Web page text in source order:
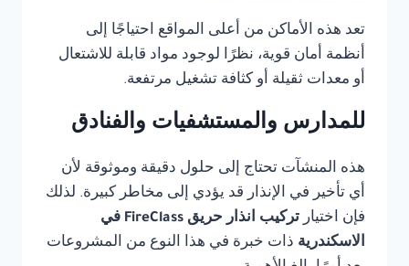
تعد هذه الأماكن من أعلى المواقع احتياجًا إلى
أنظمة أمان قوية، نظرًا لوجود مواد قابلة للاشتعال
أو معدات ثقيلة أو كثافة تشغيل مرتفعة.
للمدارس والمستشفيات والفنادق
هذه المنشآت تحتاج إلى حلول دقيقة وموثوقة لأن
أي تأخير في الإنذار قد يؤدي إلى مخاطر كبيرة. لذلك
فإن اختيار
تركيب انذار حريق FireClass في
الاسكندرية ذات خبرة في هذا النوع من المشروعات